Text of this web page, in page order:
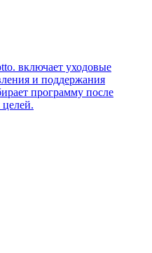
включает уходовые
и поддержания
программу после